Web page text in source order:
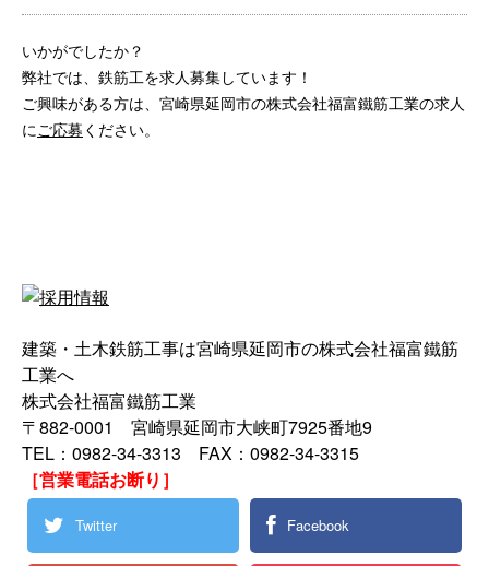
いかがでしたか？
弊社では、鉄筋工を求人募集しています！
ご興味がある方は、宮崎県延岡市の株式会社福富鐵筋工業の求人
にご応募 ください。
建築・土木鉄筋工事は宮崎県延岡市の株式会社福富鐵筋
工業へ
株式会社福富鐵筋工業
〒882-0001 宮崎県延岡市大峡町7925番地9
TEL：0982-34-3313 FAX：0982-34-3315
［営業電話お断り］
Twitter Facebook